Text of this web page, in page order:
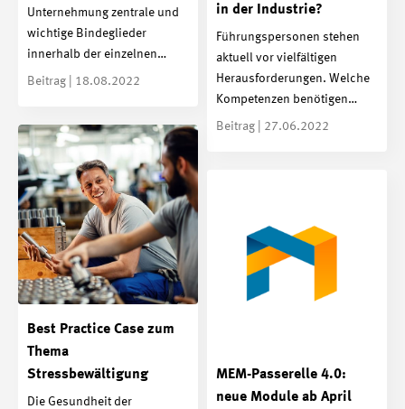
Unternehmung zentrale und
wichtige Bindeglieder
innerhalb der einzelnen…
Beitrag | 18.08.2022
in der Industrie?
Führungspersonen stehen
aktuell vor vielfältigen
Herausforderungen. Welche
Kompetenzen benötigen…
Beitrag | 27.06.2022
Best Practice Case zum
Thema
Stressbewältigung
Die Gesundheit der
MEM-Passerelle 4.0:
neue Module ab April